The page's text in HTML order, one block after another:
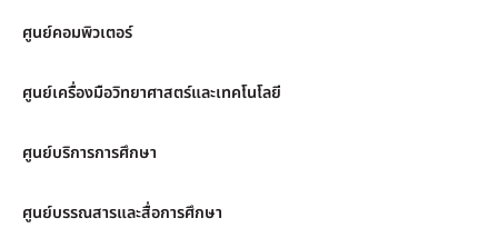
ศูนย์คอมพิวเตอร์
ศูนย์เครื่องมือวิทยาศาสตร์และเทคโนโลยี
ศูนย์บริการการศึกษา
ศูนย์บรรณสารและสื่อการศึกษา